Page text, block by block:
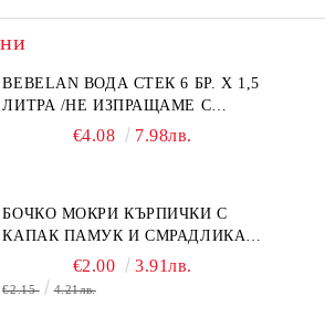
BEBELAN ВОДА СТЕК 6 БР. Х 1,5
ЛИТРА /НЕ ИЗПРАЩАМЕ С
€4.08 7.98лв.
БОЧКО МОКРИ КЪРПИЧКИ С
КАПАК ПАМУК И СМРАДЛИКА
€2.00 3.91лв.
€2.15 4.21лв.